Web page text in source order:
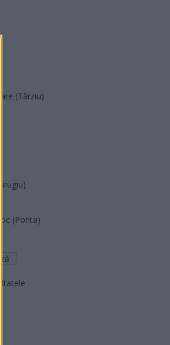
(Târziu)
(Ponta)